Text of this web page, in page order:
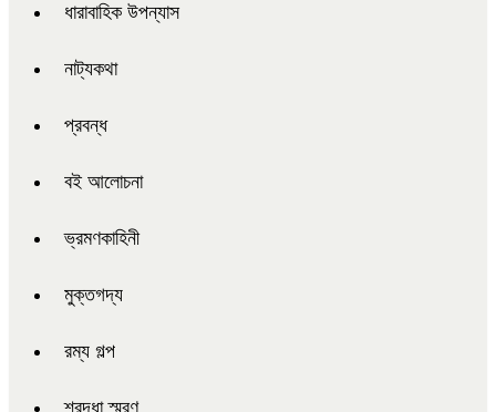
ধারাবাহিক উপন্যাস
নাট্যকথা
প্রবন্ধ
বই আলোচনা
ভ্রমণকাহিনী
মুক্তগদ্য
রম্য গল্প
শ্রদ্ধা স্মরণ